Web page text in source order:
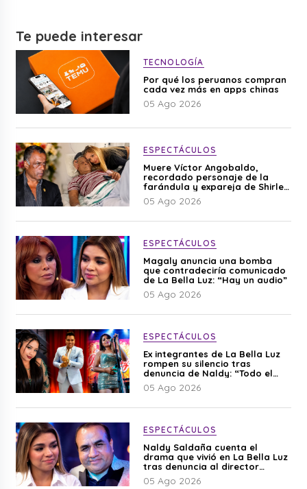
Te puede interesar
TECNOLOGÍA
Por qué los peruanos compran
cada vez más en apps chinas
05 Ago 2026
ESPECTÁCULOS
Muere Víctor Angobaldo,
recordado personaje de la
farándula y expareja de Shirley
Cherres
05 Ago 2026
ESPECTÁCULOS
Magaly anuncia una bomba
que contradeciría comunicado
de La Bella Luz: “Hay un audio”
05 Ago 2026
ESPECTÁCULOS
Ex integrantes de La Bella Luz
rompen su silencio tras
denuncia de Naldy: “Todo el
mundo lo sabía”
05 Ago 2026
ESPECTÁCULOS
Naldy Saldaña cuenta el
drama que vivió en La Bella Luz
tras denuncia al director
musical: “No me parece justo”
05 Ago 2026